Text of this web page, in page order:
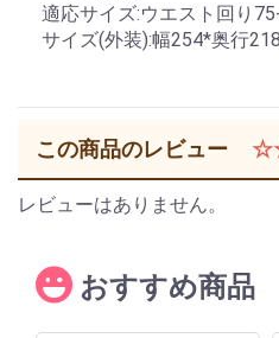
適応サイズ:ウエスト回り
サイズ(外装):幅254*奥行
この商品のレビュー
レビューはありません。
おすすめ商品